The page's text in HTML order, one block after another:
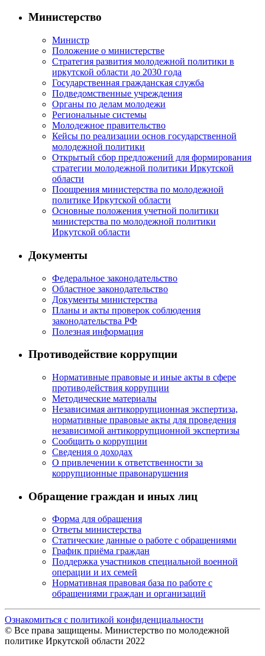
Министерство
Министр
Положение о министерстве
Стратегия развития молодежной политики в
иркутской области до 2030 года
Государственная гражданская служба
Подведомственные учреждения
Органы по делам молодежи
Региональные системы
Молодежное правительство
Кейсы по реализации основ государственной
молодежной политики
Открытый сбор предложений для формирования
стратегии молодежной политики Иркутской
области
Поощрения министерства по молодежной
политике Иркутской области
Основные положения учетной политики
министерства по молодежной политики
Иркутской области
Документы
Федеральное законодательство
Областное законодательство
Документы министерства
Планы и акты проверок соблюдения
законодательства РФ
Полезная информация
Противодействие коррупции
Нормативные правовые и иные акты в сфере
противодействия коррупции
Методические материалы
Независимая антикоррупционная экспертиза,
нормативные правовые акты для проведения
независимой антикоррупционной экспертизы
Сообщить о коррупции
Сведения о доходах
О привлечении к ответственности за
коррупционные правонарушения
Обращение граждан и иных лиц
Форма для обращения
Ответы министерства
Статические данные о работе с обращениями
График приёма граждан
Поддержка участников специальной военной
операции и их семей
Нормативная правовая база по работе с
обращениями граждан и организаций
Ознакомиться с политикой конфиденциальности
© Все права защищены. Министерство по молодежной
политике Иркутской области 2022